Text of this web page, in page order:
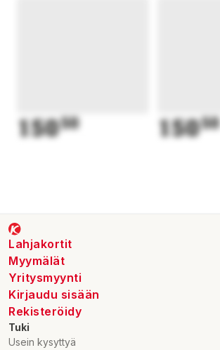
15050 15050
Lahjakortit
Myymälät
Yritysmyynti
Kirjaudu sisään
Rekisteröidy
Tuki
Usein kysyttyä